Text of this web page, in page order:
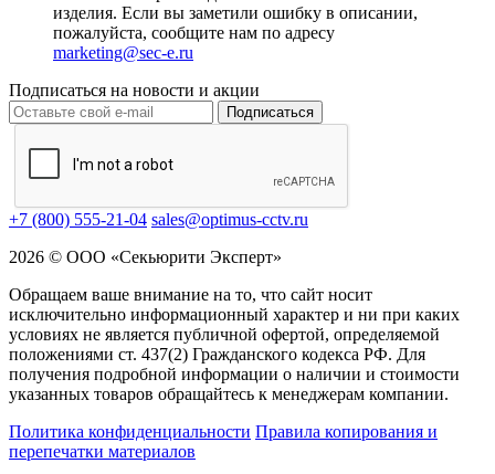
изделия. Если вы заметили ошибку в описании,
пожалуйста, сообщите нам по адресу
marketing@sec-e.ru
Подписаться на новости и акции
Подписаться
+7 (800) 555-21-04 sales@optimus-cctv.ru
2026 © ООО «Секьюрити Эксперт»
Обращаем ваше внимание на то, что сайт носит
исключительно информационный характер и ни при каких
условиях не является публичной офертой, определяемой
положениями ст. 437(2) Гражданского кодекса РФ. Для
получения подробной информации о наличии и стоимости
указанных товаров обращайтесь к менеджерам компании.
Политика конфиденциальности Правила копирования и
перепечатки материалов